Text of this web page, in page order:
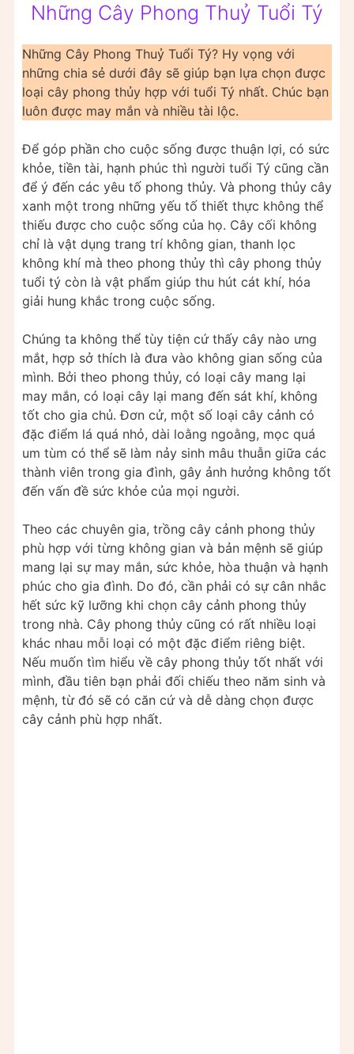
Những Cây Phong Thuỷ Tuổi Tý
Những Cây Phong Thuỷ Tuổi Tý? Hy vọng với
những chia sẻ dưới đây sẽ giúp bạn lựa chọn được
loại cây phong thủy hợp với tuổi Tý nhất. Chúc bạn
luôn được may mắn và nhiều tài lộc.
Để góp phần cho cuộc sống được thuận lợi, có sức
khỏe, tiền tài, hạnh phúc thì người tuổi Tý cũng cần
để ý đến các yêu tố phong thủy. Và phong thủy cây
xanh một trong những yếu tố thiết thực không thể
thiếu được cho cuộc sống của họ. Cây cối không
chỉ là vật dụng trang trí không gian, thanh lọc
không khí mà theo phong thủy thì cây phong thủy
tuổi tý còn là vật phẩm giúp thu hút cát khí, hóa
giải hung khắc trong cuộc sống.
Chúng ta không thể tùy tiện cứ thấy cây nào ưng
mắt, hợp sở thích là đưa vào không gian sống của
mình. Bởi theo phong thủy, có loại cây mang lại
may mắn, có loại cây lại mang đến sát khí, không
tốt cho gia chủ. Đơn cử, một số loại cây cảnh có
đặc điểm lá quá nhỏ, dài loằng ngoằng, mọc quá
um tùm có thể sẽ làm nảy sinh mâu thuẫn giữa các
thành viên trong gia đình, gây ảnh hưởng không tốt
đến vấn đề sức khỏe của mọi người.
Theo các chuyên gia, trồng cây cảnh phong thủy
phù hợp với từng không gian và bản mệnh sẽ giúp
mang lại sự may mắn, sức khỏe, hòa thuận và hạnh
phúc cho gia đình. Do đó, cần phải có sự cân nhắc
hết sức kỹ lưỡng khi chọn cây cảnh phong thủy
trong nhà. Cây phong thủy cũng có rất nhiều loại
khác nhau mỗi loại có một đặc điểm riêng biệt.
Nếu muốn tìm hiểu về cây phong thủy tốt nhất với
mình, đầu tiên bạn phải đối chiếu theo năm sinh và
mệnh, từ đó sẽ có căn cứ và dễ dàng chọn được
cây cảnh phù hợp nhất.